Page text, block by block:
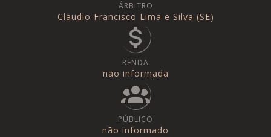
ÁRBITRO
Claudio Francisco Lima e Silva (SE)
RENDA
não informada
PÚBLICO
não informado